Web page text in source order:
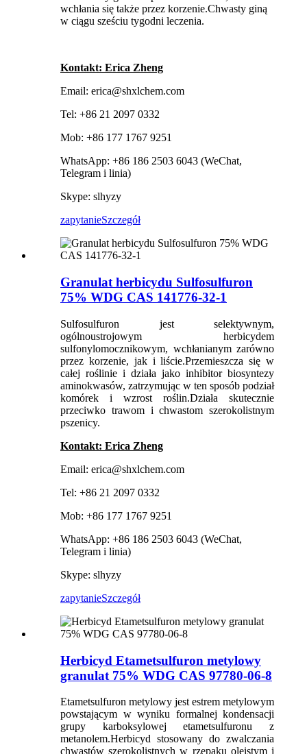
wchłania się także przez korzenie.Chwasty giną
w ciągu sześciu tygodni leczenia.
Kontakt: Erica Zheng
Email: erica@shxlchem.com
Tel: +86 21 2097 0332
Mob: +86 177 1767 9251
WhatsApp: +86 186 2503 6043 (WeChat,
Telegram i linia)
Skype: slhyzy
zapytanieSzczegół
Granulat herbicydu Sulfosulfuron
75% WDG CAS 141776-32-1
Sulfosulfuron jest selektywnym,
ogólnoustrojowym herbicydem
sulfonylomocznikowym, wchłanianym zarówno
przez korzenie, jak i liście.Przemieszcza się w
całej roślinie i działa jako inhibitor biosyntezy
aminokwasów, zatrzymując w ten sposób podział
komórek i wzrost roślin.Działa skutecznie
przeciwko trawom i chwastom szerokolistnym
pszenicy.
Kontakt: Erica Zheng
Email: erica@shxlchem.com
Tel: +86 21 2097 0332
Mob: +86 177 1767 9251
WhatsApp: +86 186 2503 6043 (WeChat,
Telegram i linia)
Skype: slhyzy
zapytanieSzczegół
Herbicyd Etametsulfuron metylowy
granulat 75% WDG CAS 97780-06-8
Etametsulfuron metylowy jest estrem metylowym
powstającym w wyniku formalnej kondensacji
grupy karboksylowej etametsulfuronu z
metanolem.Herbicyd stosowany do zwalczania
chwastów szerokolistnych w rzepaku oleistym i